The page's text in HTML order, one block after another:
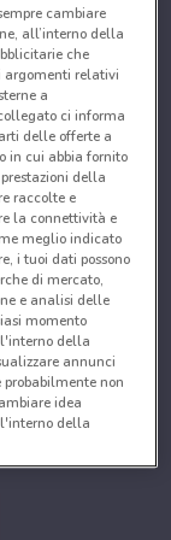
cambiare
all’interno della
che
argomenti relativi
a
ci informa
delle offerte a
in cui abbia fornito
della
raccolte e
la connettività e
meglio indicato
i tuoi dati possono
di mercato,
e analisi delle
momento
della
annunci
non
idea
della
attiva delle
Archiviare